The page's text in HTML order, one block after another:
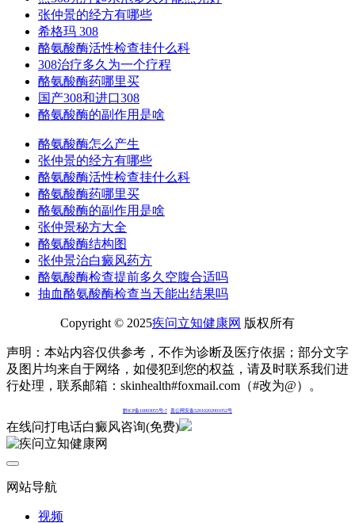
张仲景的经方有哪些
希格玛 308
酪氨酸酶活性检查挂什么科
308治疗多久为一个疗程
酪氨酸酶药哪里买
国产308和进口308
酪氨酸酶的副作用是啥
酪氨酸酶怎么产生
张仲景的经方有哪些
酪氨酸酶活性检查挂什么科
酪氨酸酶药哪里买
酪氨酸酶的副作用是啥
张仲景秘方大全
酪氨酸酶结构图
张仲景治白癜风药方
酪氨酸酶检查提前多久空腹合适吗
抽血酪氨酸酶检查当天能出结果吗
Copyright © 2025疾问立知健康网 版权所有
声明：本站内容仅供参考，不作为诊断及医疗依据；部分文字
及图片均来自于网络，如侵犯到您的权益，请及时联系我们进
行处理，联系邮箱：skinhealth#foxmail.com（#改为@）。
黔ICP备16003055号-7 贵公网安备52010202001052号
在线问打电话白癜风咨询(免费)
网站导航
视频